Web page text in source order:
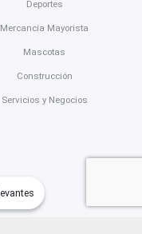
Deportes
Mercancía Mayorista
Mascotas
Construcción
Servicios y Negocios